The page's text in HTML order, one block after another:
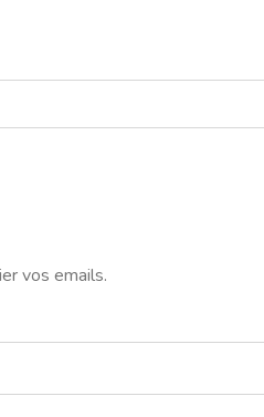
vos emails.